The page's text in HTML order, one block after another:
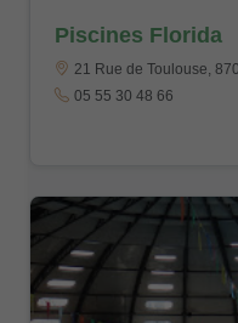
Piscines Florida
21 Rue de Toulouse,
05 55 30 48 66